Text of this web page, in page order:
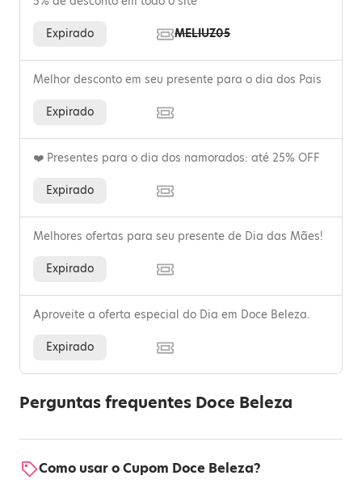
Expirado MELIUZ05
Melhor desconto em seu presente para o dia dos Pais
Expirado
❤️ Presentes para o dia dos namorados: até 25% OFF
Expirado
Melhores ofertas para seu presente de Dia das Mães!
Expirado
Aproveite a oferta especial do Dia em Doce Beleza.
Expirado
Perguntas frequentes Doce Beleza
Como usar o Cupom Doce Beleza?